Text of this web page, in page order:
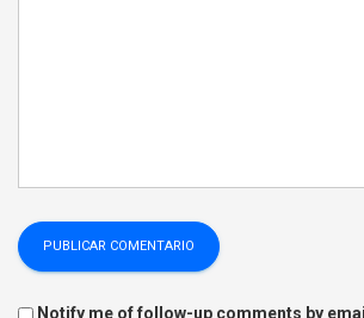
Notify me of follow-up comments by